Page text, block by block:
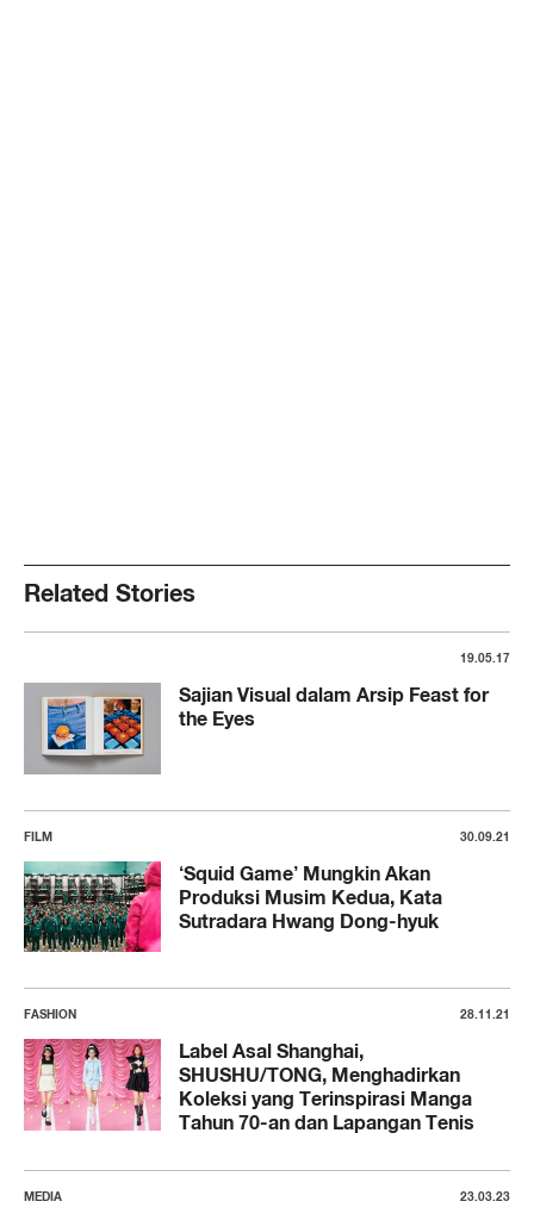
Related Stories
19.05.17
Sajian Visual dalam Arsip Feast for
the Eyes
FILM 30.09.21
‘Squid Game’ Mungkin Akan
Produksi Musim Kedua, Kata
Sutradara Hwang Dong-hyuk
FASHION 28.11.21
Label Asal Shanghai,
SHUSHU/TONG, Menghadirkan
Koleksi yang Terinspirasi Manga
Tahun 70-an dan Lapangan Tenis
MEDIA 23.03.23